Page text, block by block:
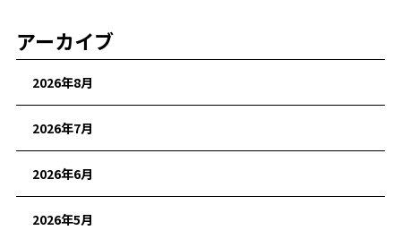
アーカイブ
2026年8月
2026年7月
2026年6月
2026年5月